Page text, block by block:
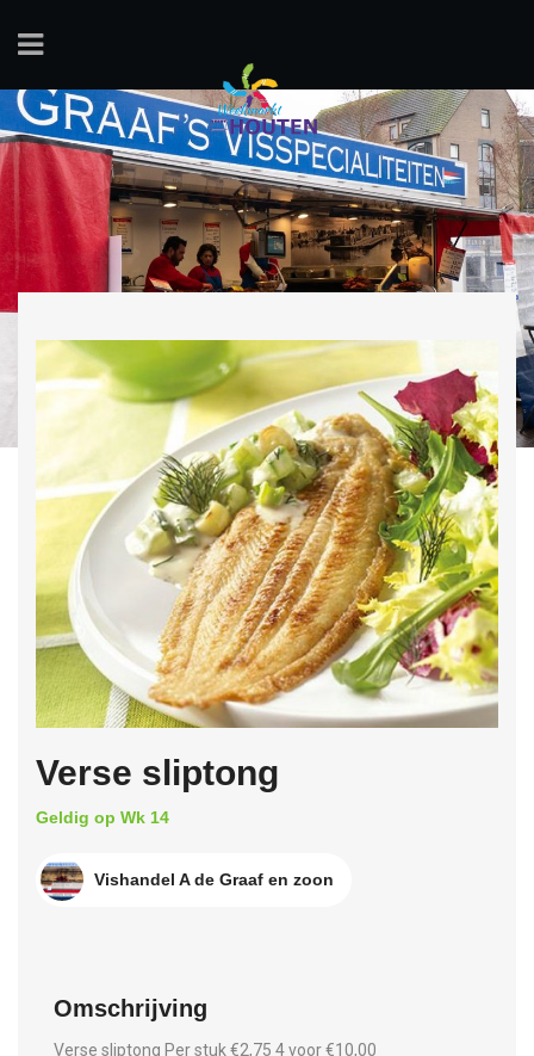
Verse sliptong
Geldig op Wk 14
Vishandel A de Graaf en zoon
Omschrijving
Verse sliptong Per stuk €2,75 4 voor €10,00